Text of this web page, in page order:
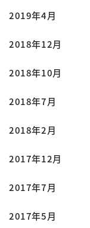
2019年4月
2018年12月
2018年10月
2018年7月
2018年2月
2017年12月
2017年7月
2017年5月